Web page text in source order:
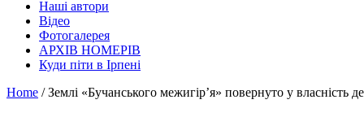
Наші автори
Відео
Фотогалерея
АРХІВ НОМЕРІВ
Куди піти в Ірпені
Home / Землі «Бучанського межигір’я» повернуто у власність